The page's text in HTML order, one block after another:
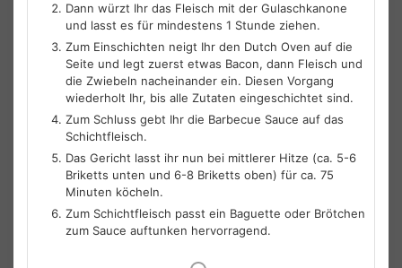
Dann würzt Ihr das Fleisch mit der Gulaschkanone
und lasst es für mindestens 1 Stunde ziehen.
Zum Einschichten neigt Ihr den Dutch Oven auf die
Seite und legt zuerst etwas Bacon, dann Fleisch und
die Zwiebeln nacheinander ein. Diesen Vorgang
wiederholt Ihr, bis alle Zutaten eingeschichtet sind.
Zum Schluss gebt Ihr die Barbecue Sauce auf das
Schichtfleisch.
Das Gericht lasst ihr nun bei mittlerer Hitze (ca. 5-6
Briketts unten und 6-8 Briketts oben) für ca. 75
Minuten köcheln.
Zum Schichtfleisch passt ein Baguette oder Brötchen
zum Sauce auftunken hervorragend.